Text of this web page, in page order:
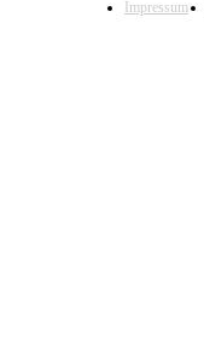
Impressum